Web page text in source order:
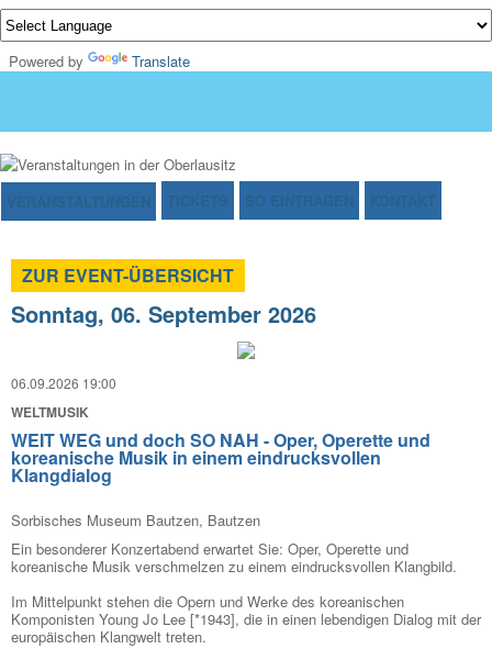
Powered by Translate
VERANSTALTUNGEN TICKETS SO EINTRAGEN KONTAKT
ZUR EVENT-ÜBERSICHT
Sonntag, 06. September 2026
06.09.2026 19:00
WELTMUSIK
WEIT WEG und doch SO NAH - Oper, Operette und
koreanische Musik in einem eindrucksvollen
Klangdialog
Sorbisches Museum Bautzen, Bautzen
Ein besonderer Konzertabend erwartet Sie: Oper, Operette und
koreanische Musik verschmelzen zu einem eindrucksvollen Klangbild.
Im Mittelpunkt stehen die Opern und Werke des koreanischen
Komponisten Young Jo Lee [*1943], die in einen lebendigen Dialog mit der
europäischen Klangwelt treten.